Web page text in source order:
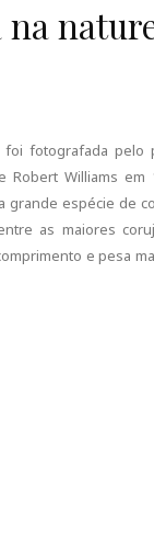
fotografada pelo
Robert Williams
grande espécie de
as maiores
e pesa